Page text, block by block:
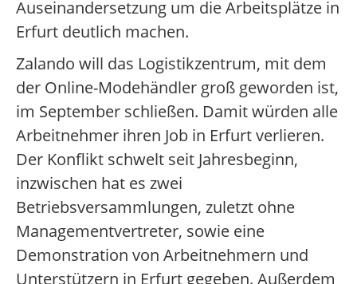
Auseinandersetzung um die Arbeitsplätze in
Erfurt deutlich machen.
Zalando will das Logistikzentrum, mit dem
der Online-Modehändler groß geworden ist,
im September schließen. Damit würden alle
Arbeitnehmer ihren Job in Erfurt verlieren.
Der Konflikt schwelt seit Jahresbeginn,
inzwischen hat es zwei
Betriebsversammlungen, zuletzt ohne
Managementvertreter, sowie eine
Demonstration von Arbeitnehmern und
Unterstützern in Erfurt gegeben. Außerdem